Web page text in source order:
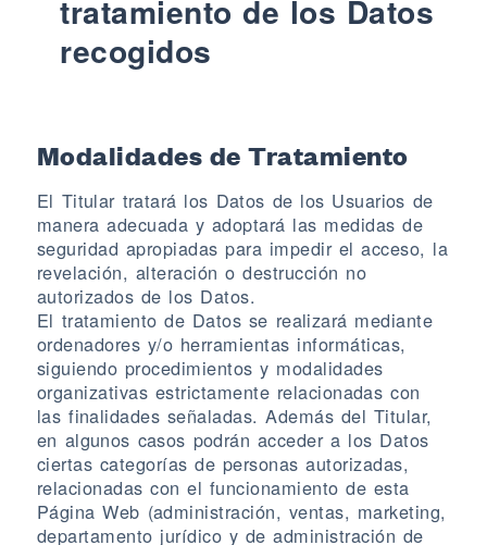
tratamiento de los Datos
recogidos
Modalidades de Tratamiento
El Titular tratará los Datos de los Usuarios de
manera adecuada y adoptará las medidas de
seguridad apropiadas para impedir el acceso, la
revelación, alteración o destrucción no
autorizados de los Datos.
El tratamiento de Datos se realizará mediante
ordenadores y/o herramientas informáticas,
siguiendo procedimientos y modalidades
organizativas estrictamente relacionadas con
las finalidades señaladas. Además del Titular,
en algunos casos podrán acceder a los Datos
ciertas categorías de personas autorizadas,
relacionadas con el funcionamiento de esta
Página Web (administración, ventas, marketing,
departamento jurídico y de administración de